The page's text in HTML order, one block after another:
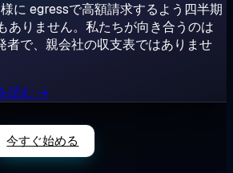
に egressで高額請求するよう四半期
ありません。私たちが向き合うのは
で、親会社の収支表ではありませ
読む →
今すぐ始める